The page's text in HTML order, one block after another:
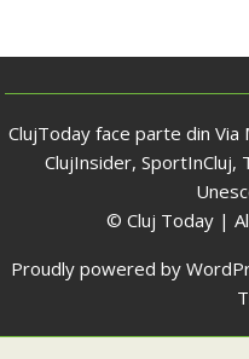
ClujToday face parte din Via
ClujInsider, SportInCluj,
© Cluj Today |
Proudly powered by